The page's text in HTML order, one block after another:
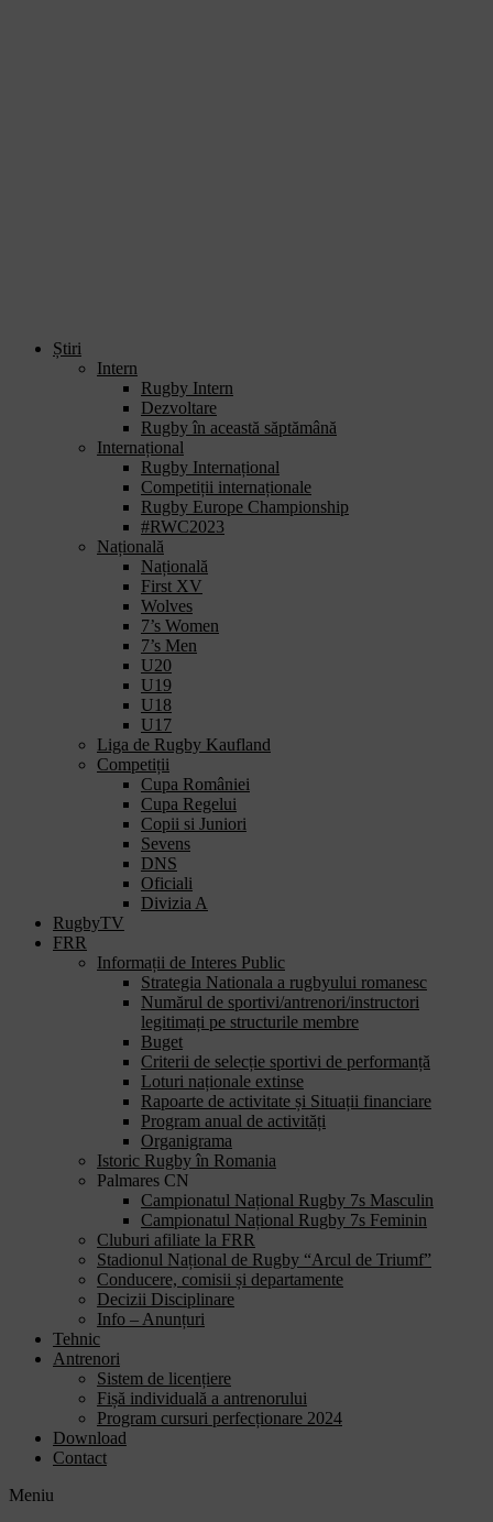
Știri
Intern
Rugby Intern
Dezvoltare
Rugby în această săptămână
Internațional
Rugby Internațional
Competiții internaționale
Rugby Europe Championship
#RWC2023
Națională
Națională
First XV
Wolves
7’s Women
7’s Men
U20
U19
U18
U17
Liga de Rugby Kaufland
Competiții
Cupa României
Cupa Regelui
Copii si Juniori
Sevens
DNS
Oficiali
Divizia A
RugbyTV
FRR
Informații de Interes Public
Strategia Nationala a rugbyului romanesc
Numărul de sportivi/antrenori/instructori
legitimați pe structurile membre
Buget
Criterii de selecție sportivi de performanță
Loturi naționale extinse
Rapoarte de activitate și Situații financiare
Program anual de activități
Organigrama
Istoric Rugby în Romania
Palmares CN
Campionatul Național Rugby 7s Masculin
Campionatul Național Rugby 7s Feminin
Cluburi afiliate la FRR
Stadionul Național de Rugby “Arcul de Triumf”
Conducere, comisii și departamente
Decizii Disciplinare
Info – Anunțuri
Tehnic
Antrenori
Sistem de licențiere
Fișă individuală a antrenorului
Program cursuri perfecționare 2024
Download
Contact
Meniu